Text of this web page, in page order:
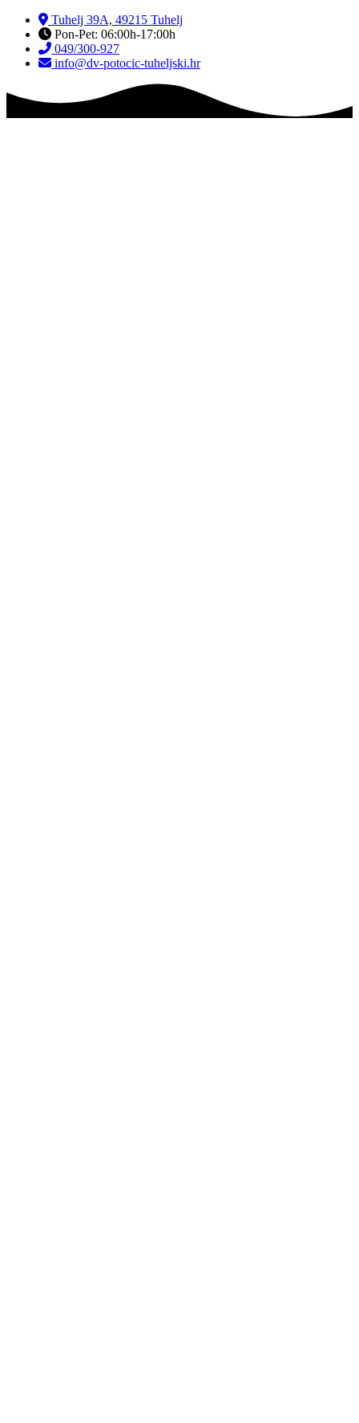
Skip
content
Tuhelj 39A, 49215 Tuhelj
Pon-Pet: 06:00h-17:00h
049/300-927
info@dv-potocic-tuheljski.hr